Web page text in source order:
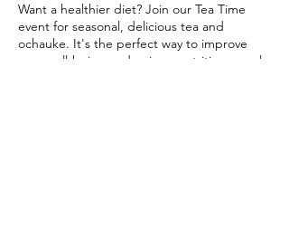
Want a healthier diet? Join our Tea Time
event for seasonal, delicious tea and
ochauke. It's the perfect way to improve
your well-being and enjoy a nutritious meal